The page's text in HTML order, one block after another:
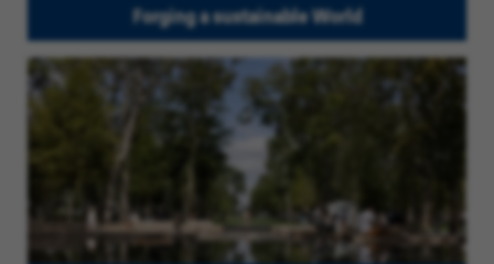
Forging a sustainable World